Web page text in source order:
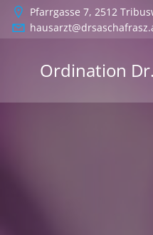
Zum
Inhalt
Pfarrgasse 7, 2512
Ordination